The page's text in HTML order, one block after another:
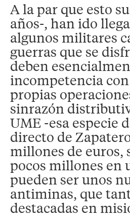
A la par que esto
años-, han ido
algunos militares
guerras que se
deben
incompetencia
propias
sinrazón
UME -esa especie
directo de
millones de euros,
pocos millones en
pueden ser unos
antiminas, que
destacadas en